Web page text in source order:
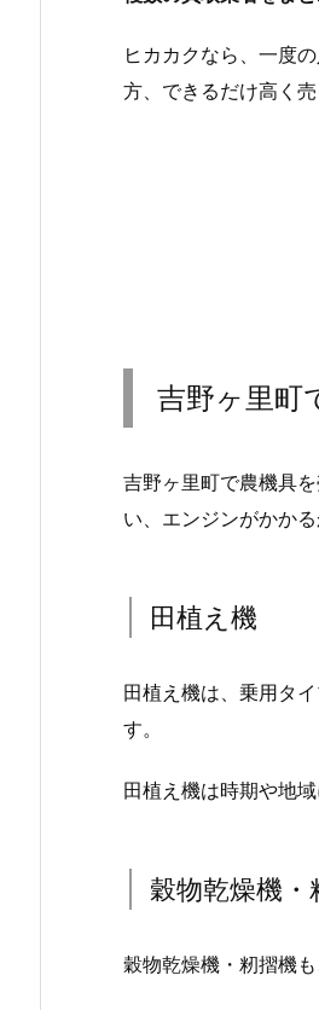
ヒカカクなら、一度
方、できるだけ高く
吉野ヶ里町
吉野ヶ里町で農機具
い、エンジンがかか
田植え機
田植え機は、乗用タ
す。
田植え機は時期や地
穀物乾燥機・
穀物乾燥機・籾摺機